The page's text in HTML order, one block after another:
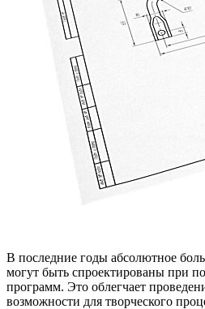
В последние годы абсолютное
могут быть спроектированы при
программ. Это облегчает
возможности для творческого